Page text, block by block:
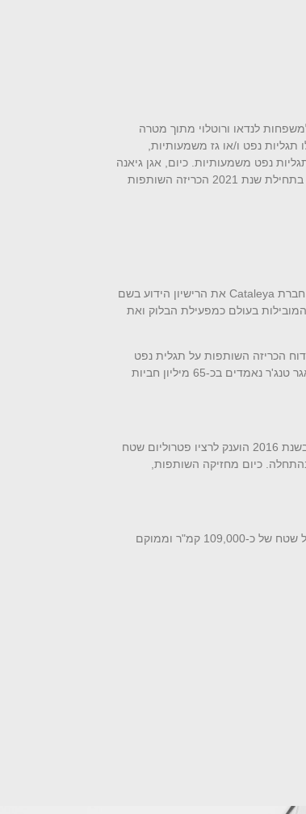
לנדאו ורוטלוי מתוך מטרה
נפט ו/או גז משמעותיות,
נפט משמעותיות. כיום, אגן גיאנה
בתחילת שנת 2021 הכריזה השותפות
Cataleya את הרישיון הידוע בשם
בעולם כמפעילת הבלוק ואת
בעומק ים של כ־2,900 מ'. בסיום הקידוח הכריזה השותפות על תגלית נפט
), המשאבים המותנים במאגר טנג'ר נאמדים בכ-65 מיליון חביות
במהלך העשור ראשון לפעילותה החליטה רציו פטרוליום להתמודד במכרז של ממשלת הפיליפינים לשטחי חיפוש ממזרח לאי פלאוון. לאחר זכייתה במכרז בשנת 2016 הוענק לרציו פטרוליום שטח
להם בהתחלה. כיום מחזיקה השותפות,
. הבלוק משתרע על שטח של כ-109,000 קמ"ר וממוקם